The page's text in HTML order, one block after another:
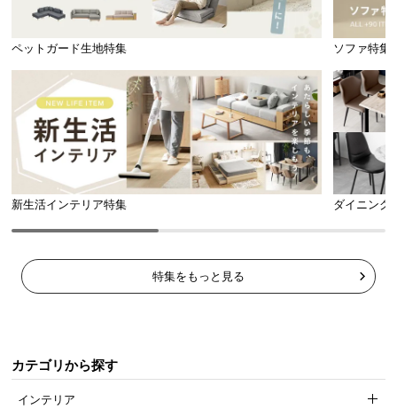
使い勝手のいいオープンスペース
ノートPCも収められるオープン収納。作業終わりの
デスク周りをスッキリさせることが出来ます。
横幅 奥行き 高さ
ペットガード生地特集 ソファ特集
新生活インテリア特集 ダイニング
特集をもっと見る
カテゴリから探す
インテリア